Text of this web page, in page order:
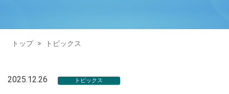
トップ > トピックス
2025.12.26 トピックス